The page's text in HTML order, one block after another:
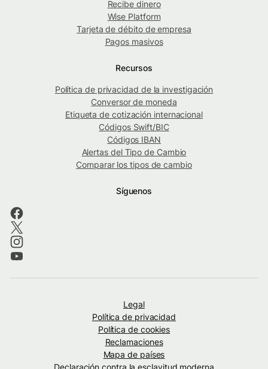
Recibe dinero
Wise Platform
Tarjeta de débito de empresa
Pagos masivos
Recursos
Política de privacidad de la investigación
Conversor de moneda
Etiqueta de cotización internacional
Códigos Swift/BIC
Códigos IBAN
Alertas del Tipo de Cambio
Comparar los tipos de cambio
Síguenos
Legal
Política de privacidad
Política de cookies
Reclamaciones
Mapa de países